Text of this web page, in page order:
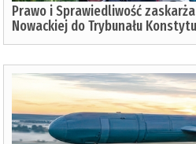
Prawo i Sprawiedliwość
Nowackiej do Trybunału